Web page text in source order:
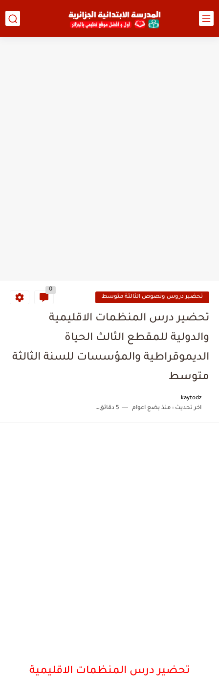
تحضير دروس ونصوص الثالثة متوسط
0
تحضير درس المنظمات الاقليمية
والدولية للمقطع الثالث الحياة
الديموقراطية والمؤسسات للسنة الثالثة
متوسط
kaytodz
اخر تحديث :منذ بضع اعوام 5 دقائق للقراءة
تحضير درس المنظمات الاقليمية